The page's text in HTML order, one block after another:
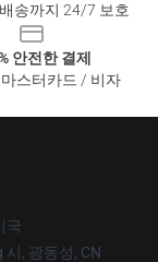
송까지 24/7 보호
안전한 결제
스터카드 / 비자
국
, 광동성, CN